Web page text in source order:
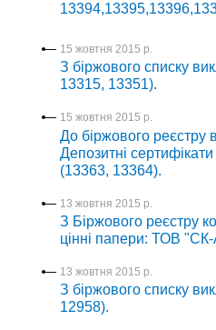
15 жовтня 2015 р.
З біржового списку
13315, 13351).
15 жовтня 2015 р.
До біржового реєстру
Депозитні
(13363, 13364).
13 жовтня 2015 р.
З Біржового реєстру
цінні папери: ТОВ
13 жовтня 2015 р.
З біржового списку
12958).